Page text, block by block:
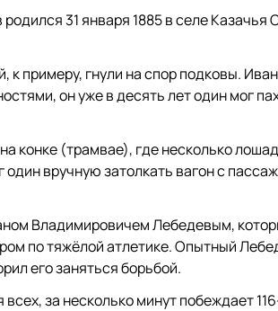
31 января 1885 в селе Казачья
примеру, гнули на спор подковы.
он уже в десять лет один мог
конке (трамвае), где несколько
вручную затолкать вагон с
Владимировичем Лебедевым,
по тяжёлой атлетике. Опытный
его заняться борьбой.
за несколько минут побеждает